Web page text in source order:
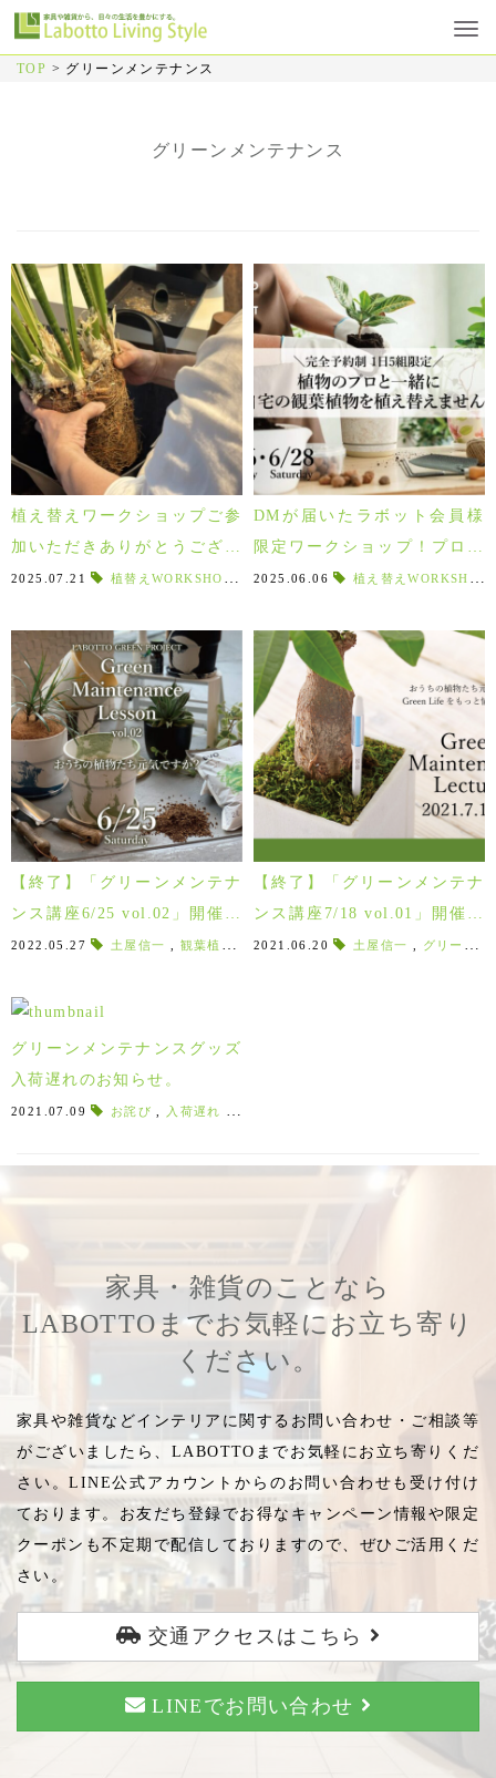
TOP > グリーンメンテナンス
グリーンメンテナンス
植え替えワークショップご参
加いただきありがとうござい
ました！
2025.07.21 植替えWORKSHOP 観葉植物の植え替え,植物の植え替え
DMが届いたラボット会員様
限定ワークショップ！プロと
一緒に自宅の観葉植物を植え
2025.06.06 植え替えWORKSHOP
【終了】「グリーンメンテナ
ンス講座6/25 vol.02」開催！
植替えや剪定も実践しながら
ます♪
2022.05.27 土屋信一 観葉植物のメンテナンス , グリーンメンテナンス
【終了】「グリーンメンテナ
ンス講座7/18 vol.01」開催！
初心者も安心◎観葉植物の水
2021.06.20 土屋信一 グリーンメンテナンス講座
グリーンメンテナンスグッズ
入荷遅れのお知らせ。
2021.07.09 お詫び 入荷遅れ
家具・雑貨のことなら
LABOTTOまでお気軽にお立ち寄り
ください。
家具や雑貨などインテリアに関するお問い合わせ・ご相談等
がございましたら、LABOTTOまでお気軽にお立ち寄りくだ
さい。LINE公式アカウントからのお問い合わせも受け付け
ております。お友だち登録でお得なキャンペーン情報や限定
クーポンも不定期で配信しておりますので、ぜひご活用くだ
さい。
交通アクセスはこちら
LINEでお問い合わせ